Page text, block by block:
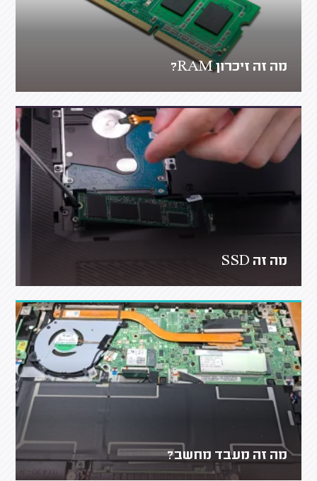
מה זה זיכרון RAM?
מה זה SSD
מה זה מעבד מחשב?